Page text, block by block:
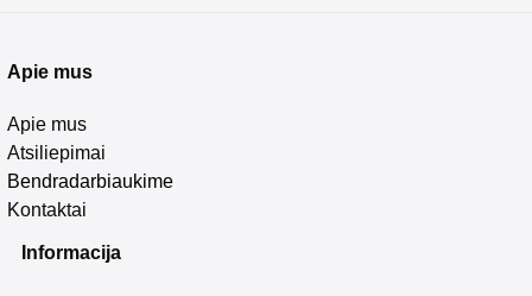
Apie mus
Apie mus
Atsiliepimai
Bendradarbiaukime
Kontaktai
Informacija